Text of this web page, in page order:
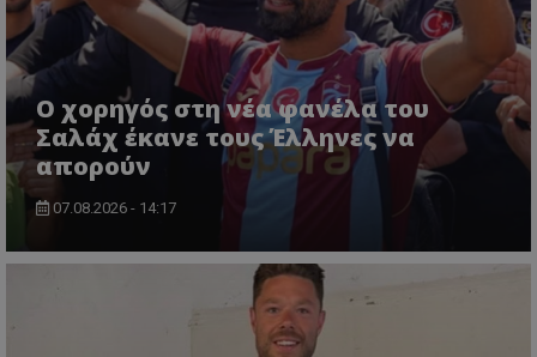
Ο χορηγός στη νέα φανέλα του
Σαλάχ έκανε τους Έλληνες να
απορούν
07.08.2026 - 14:17